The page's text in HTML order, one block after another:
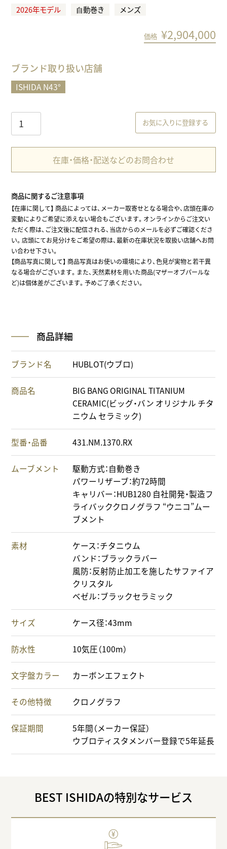
2026年モデル ⾃動巻き メンズ
価格 ¥2,904,000
ブランド取り扱い店舗
ISHIDA N43°
お気に入りに登録する
在庫・価格・配送などのお問合わせ
商品に関するご注意事項
【在庫に関して】商品によっては、メーカー取寄せとなる場合や、店頭在庫の
変動によりご希望に添えない場合もございます。オンラインからご注文い
ただく際は、ご注文後に配信される、当店からのメールを必ずご確認くださ
い。店頭にてお見分けをご希望の際は、最新の在庫状況を取扱い店舗へお問
い合わせ下さい。
【商品写真に関して】 商品写真はお使いの環境により、色見が実物と若干異
なる場合がございます。また、天然素材を用いた商品(マザーオブパールな
ど)は個体差がございます。予めご了承ください。
商品詳細
ブランド名 HUBLOT(ウブロ)
商品名
BIG BANG ORIGINAL TITANIUM
CERAMIC(ビッグ・バン オリジナル チタ
ニウム セラミック)
型番・品番 431.NM.1370.RX
ムーブメント
駆動方式：自動巻き
パワーリザーブ：約72時間
キャリバー：HUB1280 自社開発・製造フ
ライバッククロノグラフ “ウニコ”ムー
ブメント
素材
ケース：チタニウム
バンド：ブラックラバー
風防：反射防止加工を施したサファイア
クリスタル
ベゼル：ブラックセラミック
サイズ ケース径：43mm
防水性 10気圧（100m）
文字盤カラー カーボンエフェクト
その他特徴 クロノグラフ
保証期間
5年間（メーカー保証）
ウブロティスタメンバー登録で5年延長
BEST ISHIDAの特別なサービス